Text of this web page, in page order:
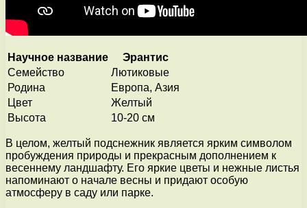
Научное название
Эрантис
Семейство
Лютиковые
Родина
Европа, Азия
Цвет
Желтый
Высота
10-20 см
В целом, желтый подснежник является ярким символом
пробуждения природы и прекрасным дополнением к
весеннему ландшафту. Его яркие цветы и нежные листья
напоминают о начале весны и придают особую
атмосферу в саду или парке.